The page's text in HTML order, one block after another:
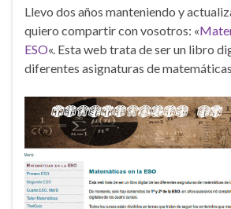
Llevo dos años manteniendo y
quiero compartir con vosotros: «
ESO«. Esta web trata de ser un libro
diferentes asignaturas de matemáticas